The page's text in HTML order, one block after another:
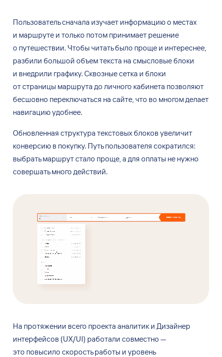
Пользователь сначала изучает информацию о местах
и маршруте и только потом принимает решение
о путешествии. Чтобы читать было проще и интереснее,
разбили большой объем текста на смысловые блоки
и внедрили графику. Сквозные сетка и блоки
отстраницы маршрута до личного кабинета позволяют
бесшовно переключаться на сайте, что во многом делает
навигацию удобнее.
Обновленная структура текстовых блоков увеличит
конверсию в покупку. Путь пользователя сократился:
выбрать маршрут стало проще, а для оплаты не нужно
совершать много действий.
На протяжении всего проекта аналитик и Дизайнер
интерфейсов (UX/UI) работали совместно —
это повысило скорость работы и уровень